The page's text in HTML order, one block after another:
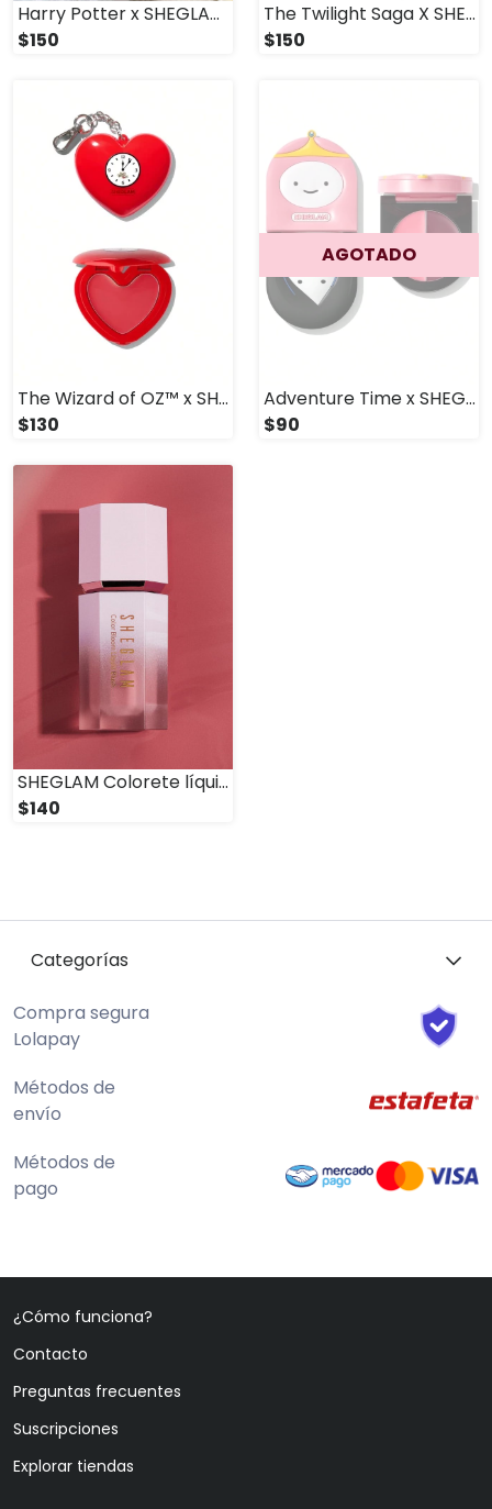
Harry Potter x SHEGLAM Rubor en polvo HBH
$150
The Twilight Saga X SHEGLAM Forbidden Love Colorete líquido-Vitality
$150
The Wizard of OZ™ x SHEGLAM Heart Clock Dewy Blush
$130
AGOTADO
Adventure Time x SHEGLAM Dúo de rubor en crema Bubbline
$90
SHEGLAM Colorete líquido • Matte
$140
Categorías
Compra segura
Lolapay
Métodos de
envío
Métodos de
pago
¿Cómo funciona?
Contacto
Preguntas frecuentes
Suscripciones
Explorar tiendas